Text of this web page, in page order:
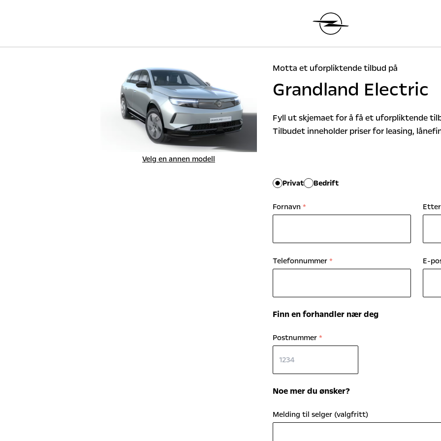
Velg en annen modell
Motta et uforpliktende tilbud på
Grandland Electric
Fyll ut skjemaet for å få et uforpliktende
Tilbudet inneholder priser for leasing,
Privat Bedrift
Fornavn *
E-
Telefonnummer *
Finn en forhandler nær deg
Postnummer *
Noe mer du ønsker?
Melding til selger (valgfritt)